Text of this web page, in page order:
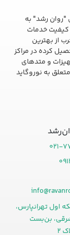
رشد" به
کیفیت خدمات
از بهترین
کرده در مراکز
و متدهای
به نوروگاید
اول تهرانپارس،
۱۴۶ شرقی، بن‌بست
۲